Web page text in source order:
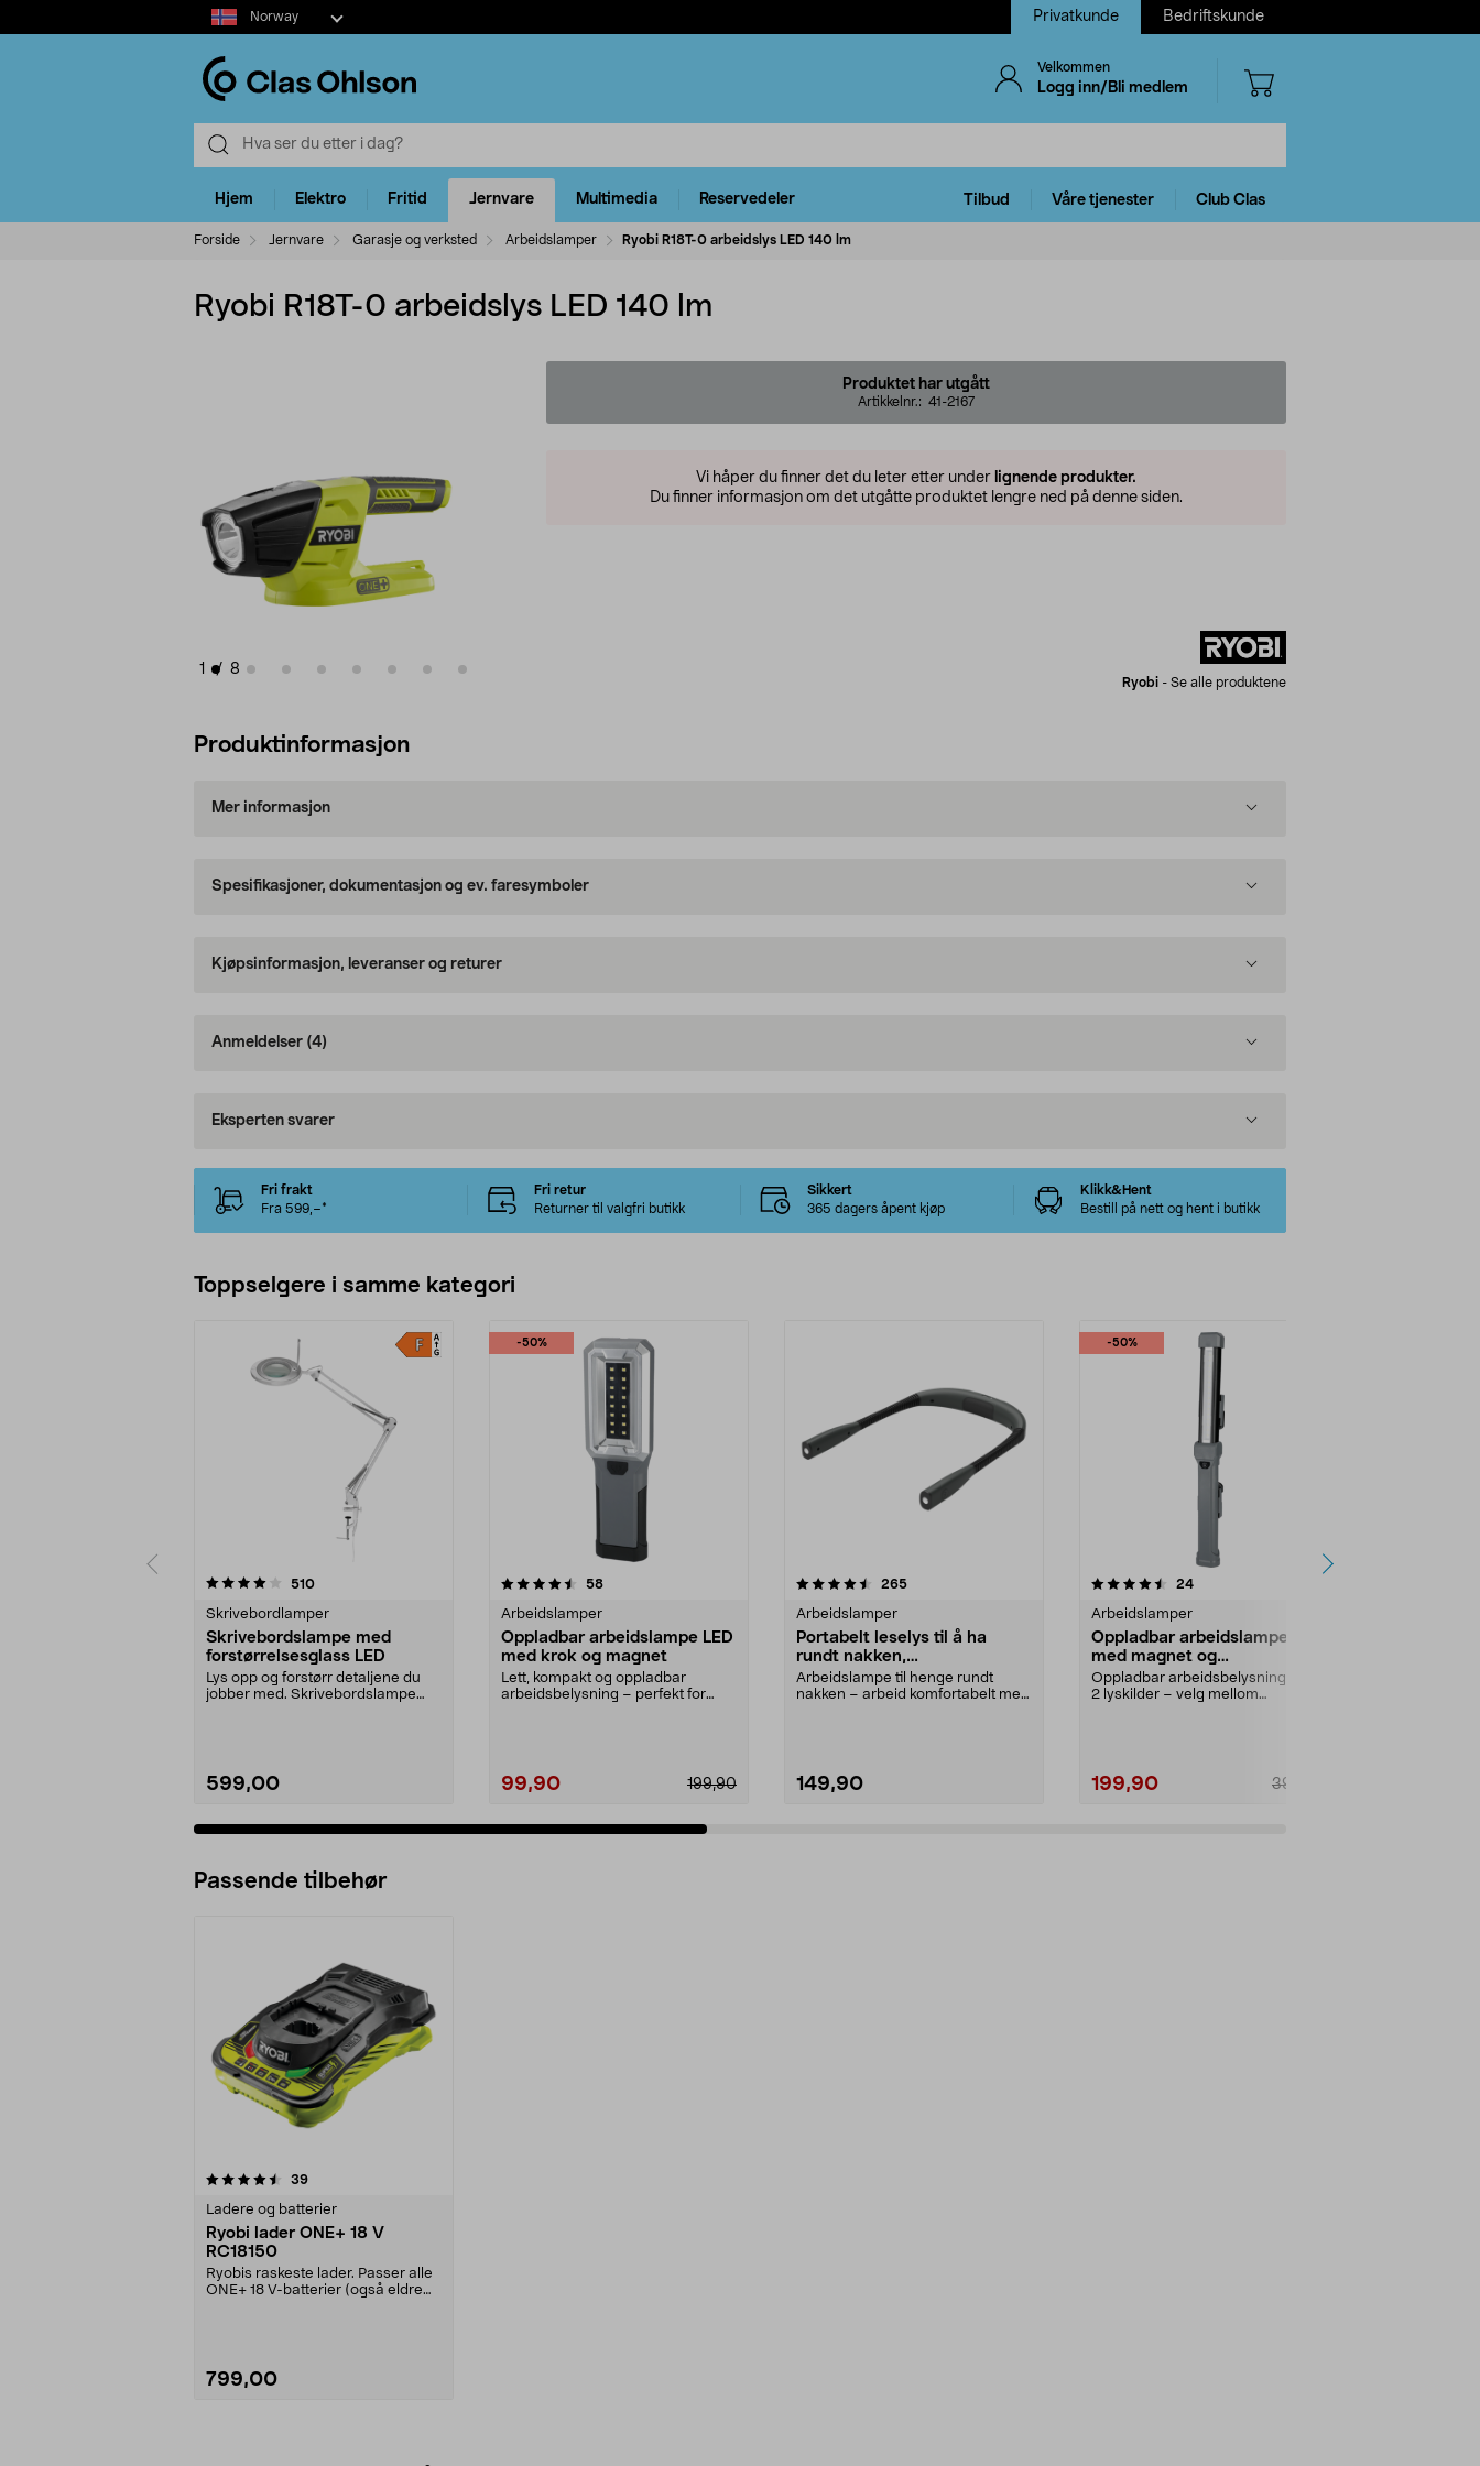
Select
market
Norway Privatkunde Bedriftskunde
Velkommen
Logg inn/Bli medlem
Hjem Elektro Fritid Jernvare Multimedia Reservedeler Tilbud Våre tjenester Club Clas
Forside Jernvare Garasje og verksted Arbeidslamper Ryobi R18T-0 arbeidslys LED 140 lm
Ryobi R18T-0 arbeidslys LED 140 lm
1 / 8
Produktet har utgått
Artikkelnr.: 41-2167
Vi håper du finner det du leter etter under lignende produkter.
Du finner informasjon om det utgåtte produktet lengre ned på denne siden.
Ryobi - Se alle produktene
Produktinformasjon
Mer informasjon
Spesifikasjoner, dokumentasjon og ev. faresymboler
Kjøpsinformasjon, leveranser og returer
Anmeldelser (4)
Eksperten svarer
Fri frakt
Fra 599,–*
Fri retur
Returner til valgfri butikk
Sikkert
365 dagers åpent kjøp
Klikk&Hent
Bestill på nett og hent i butikk
Toppselgere i samme kategori
510anmeldelser
Skrivebordlamper
Skrivebordslampe med
forstørrelsesglass LED
Lys opp og forstørr detaljene du
jobber med. Skrivebordslampe
599,00
-50%
4.5 av 5 stjerner 58anmeldelser
Arbeidslamper
Oppladbar arbeidslampe LED
med krok og magnet
Lett, kompakt og oppladbar
arbeidsbelysning – perfekt for
99,90 199,90
4.5 av 5 stjerner 265anmeldelser
Arbeidslamper
Portabelt leselys til å ha
rundt nakken,
håndarbeidslampe
Arbeidslampe til henge rundt
nakken – arbeid komfortabelt med
149,90
-50%
4.5 av 5 stjerner 24anmeldelser
Arbeidslamper
Oppladbar arbeidslampe LED
med magnet og
opphengskrok
Oppladbar arbeidsbelysning med
2 lyskilder – velg mellom
199,90 399,00
4.0 av 5 stjerner
Passende tilbehør
39anmeldelser
Ladere og batterier
Ryobi lader ONE+ 18 V
RC18150
Ryobis raskeste lader. Passer alle
ONE+ 18 V-batterier (også eldre
799,00